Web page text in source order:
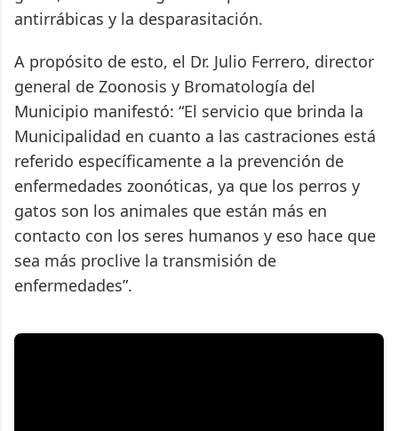
antirrábicas y la desparasitación.
A propósito de esto, el Dr. Julio Ferrero, director
general de Zoonosis y Bromatología del
Municipio manifestó: “El servicio que brinda la
Municipalidad en cuanto a las castraciones está
referido específicamente a la prevención de
enfermedades zoonóticas, ya que los perros y
gatos son los animales que están más en
contacto con los seres humanos y eso hace que
sea más proclive la transmisión de
enfermedades”.